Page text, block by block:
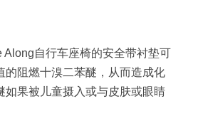
Along自行车座椅的安全带衬垫可
的阻燃十溴二苯醚，从而造成化
如果被儿童摄入或与皮肤或眼睛